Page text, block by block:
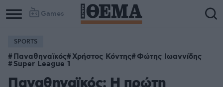
Games
SPORTS
Παναθηναϊκός Χρήστος Κόντης Φώτης Ιωαννίδης
Super League 1